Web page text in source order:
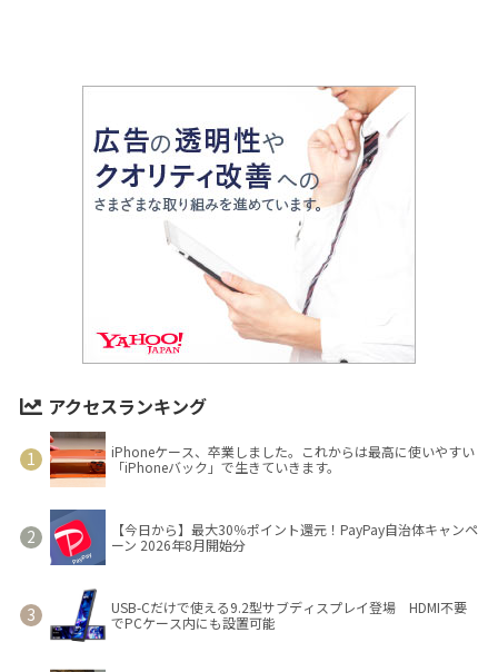
アクセスランキング
iPhoneケース、卒業しました。これからは最高に使いやすい
「iPhoneバック」で生きていきます。
【今日から】最大30％ポイント還元！PayPay自治体キャンペ
ーン 2026年8月開始分
USB-Cだけで使える9.2型サブディスプレイ登場 HDMI不要
でPCケース内にも設置可能